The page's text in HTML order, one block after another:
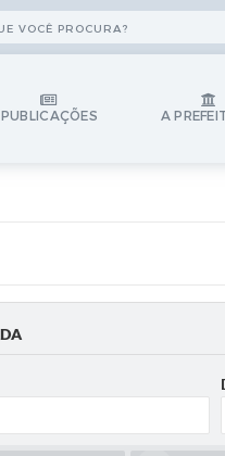
PUBLICAÇÕES A